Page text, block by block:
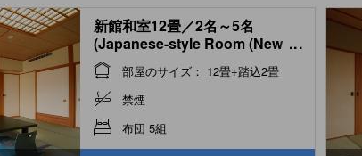
新館和室12畳／2名～5名
(Japanese-style Room (New
Building))
...
部屋のサイズ： 12畳+踏込2畳
禁煙
布団 5組